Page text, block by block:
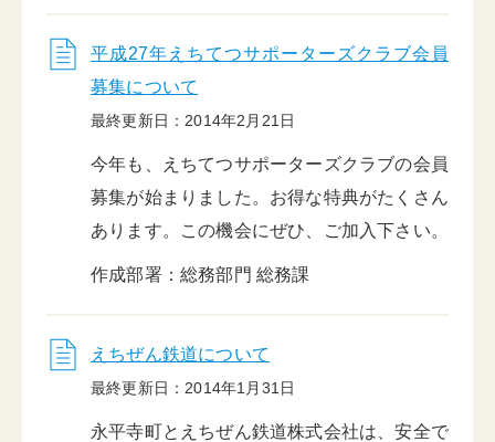
平成27年えちてつサポーターズクラブ会員
募集について
最終更新日：2014年2月21日
今年も、えちてつサポーターズクラブの会員
募集が始まりました。お得な特典がたくさん
あります。この機会にぜひ、ご加入下さい。
作成部署：総務部門 総務課
えちぜん鉄道について
最終更新日：2014年1月31日
永平寺町とえちぜん鉄道株式会社は、安全で